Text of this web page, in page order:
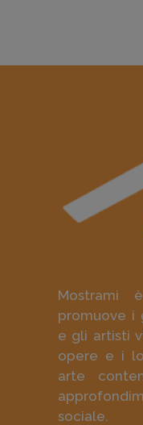
Mostrami
promuove i
e gli artisti
opere e i
arte
sociale.